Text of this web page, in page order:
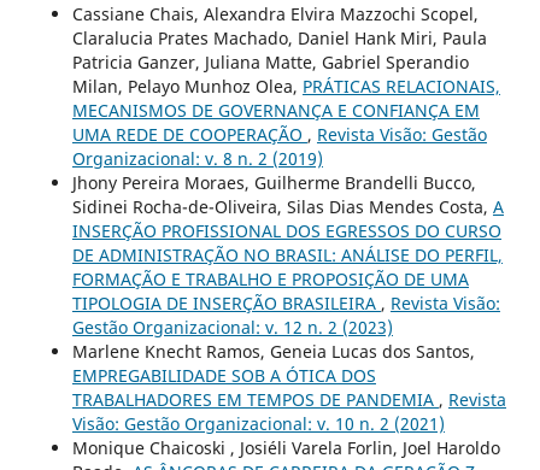
Cassiane Chais, Alexandra Elvira Mazzochi Scopel,
Claralucia Prates Machado, Daniel Hank Miri, Paula
Patricia Ganzer, Juliana Matte, Gabriel Sperandio
Milan, Pelayo Munhoz Olea, PRÁTICAS RELACIONAIS,
MECANISMOS DE GOVERNANÇA E CONFIANÇA EM
UMA REDE DE COOPERAÇÃO , Revista Visão: Gestão
Organizacional: v. 8 n. 2 (2019)
Jhony Pereira Moraes, Guilherme Brandelli Bucco,
Sidinei Rocha-de-Oliveira, Silas Dias Mendes Costa, A
INSERÇÃO PROFISSIONAL DOS EGRESSOS DO CURSO
DE ADMINISTRAÇÃO NO BRASIL: ANÁLISE DO PERFIL,
FORMAÇÃO E TRABALHO E PROPOSIÇÃO DE UMA
TIPOLOGIA DE INSERÇÃO BRASILEIRA , Revista Visão:
Gestão Organizacional: v. 12 n. 2 (2023)
Marlene Knecht Ramos, Geneia Lucas dos Santos,
EMPREGABILIDADE SOB A ÓTICA DOS
TRABALHADORES EM TEMPOS DE PANDEMIA , Revista
Visão: Gestão Organizacional: v. 10 n. 2 (2021)
Monique Chaicoski , Josiéli Varela Forlin, Joel Haroldo